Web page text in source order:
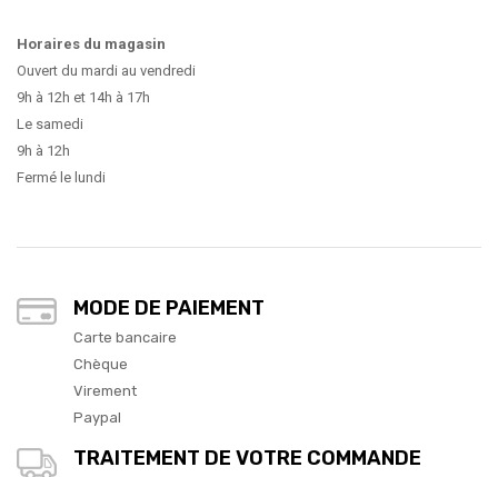
Horaires du magasin
Ouvert du mardi au vendredi
9h à 12h et 14h à 17h
Le samedi
9h à 12h
Fermé le lundi
MODE DE PAIEMENT
Carte bancaire
Chèque
Virement
Paypal
TRAITEMENT DE VOTRE COMMANDE